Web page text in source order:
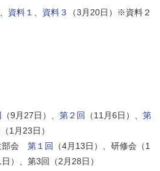
資料１ 資料３
（3月20日）※資料２
（9月27日）、 第２回 （11月6日）、 第
（1月23日）
部会 第１回
（4月13日）、研修会（1
）、第3回（2月28日）